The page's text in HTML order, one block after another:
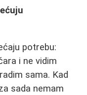
potrebu:
i ne vidim
sama. Kad
sada nemam